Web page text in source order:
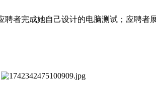
者完成她自己设计的电脑测试；应聘者